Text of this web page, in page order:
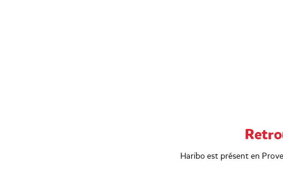
Haribo est présent en